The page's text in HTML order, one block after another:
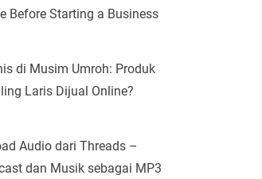
Before Starting a Business
di Musim Umroh: Produk
Laris Dijual Online?
Audio dari Threads –
dan Musik sebagai MP3